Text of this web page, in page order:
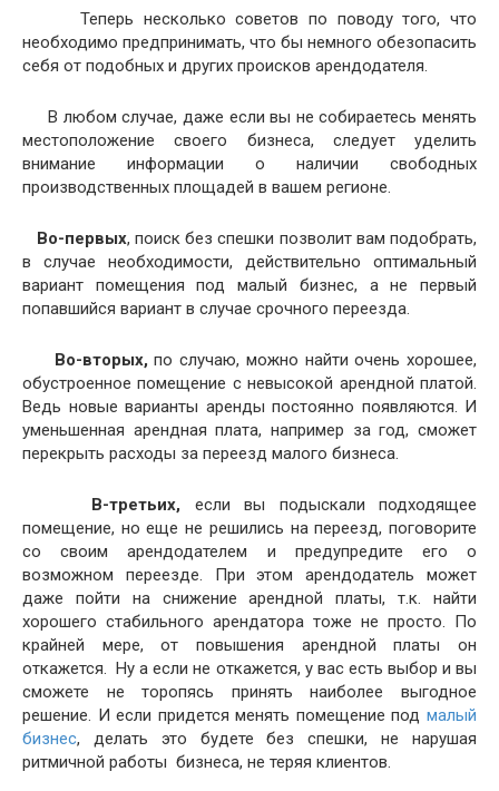
Теперь несколько советов по поводу того, что
необходимо предпринимать, что бы немного обезопасить
себя от подобных и других происков арендодателя.
В любом случае, даже если вы не собираетесь менять
местоположение своего бизнеса, следует уделить
внимание информации о наличии свободных
производственных площадей в вашем регионе.
Во-первых, поиск без спешки позволит вам подобрать,
в случае необходимости, действительно оптимальный
вариант помещения под малый бизнес, а не первый
попавшийся вариант в случае срочного переезда.
Во-вторых, по случаю, можно найти очень хорошее,
обустроенное помещение с невысокой арендной платой.
Ведь новые варианты аренды постоянно появляются. И
уменьшенная арендная плата, например за год, сможет
перекрыть расходы за переезд малого бизнеса.
В-третьих, если вы подыскали подходящее
помещение, но еще не решились на переезд, поговорите
со своим арендодателем и предупредите его о
возможном переезде. При этом арендодатель может
даже пойти на снижение арендной платы, т.к. найти
хорошего стабильного арендатора тоже не просто. По
крайней мере, от повышения арендной платы он
откажется. Ну а если не откажется, у вас есть выбор и вы
сможете не торопясь принять наиболее выгодное
решение. И если придется менять помещение под малый
бизнес, делать это будете без спешки, не нарушая
ритмичной работы бизнеса, не теряя клиентов.